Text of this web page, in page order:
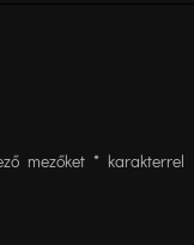
mezőket* karakterrel